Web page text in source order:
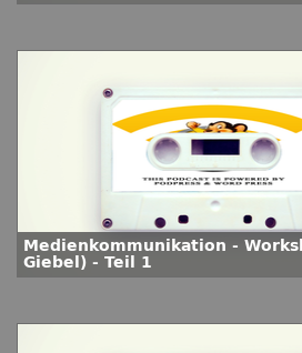
Medienkommunikation -
Giebel) - Teil 1